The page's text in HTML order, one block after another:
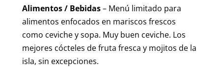
Alimentos / Bebidas– Menú limitado para
alimentos enfocados en mariscos frescos
como ceviche y sopa. Muy buen ceviche. Los
mejores cócteles de fruta fresca y mojitos de la
isla, sin excepciones.